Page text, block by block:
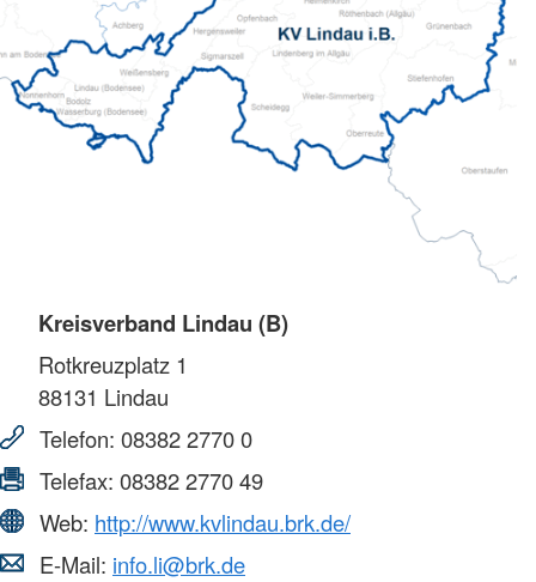
Kreisverband Lindau (B)
Rotkreuzplatz 1
88131 Lindau
Telefon: 08382 2770 0
Telefax: 08382 2770 49
Web: http://www.kvlindau.brk.de/
E-Mail: info.li@brk.de